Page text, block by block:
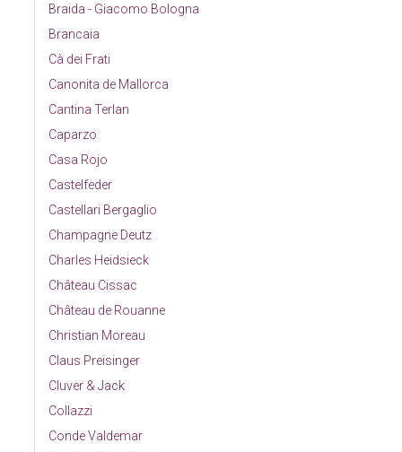
Braida - Giacomo Bologna
Brancaia
Cà dei Frati
Canonita de Mallorca
Cantina Terlan
Caparzo
Casa Rojo
Castelfeder
Castellari Bergaglio
Champagne Deutz
Charles Heidsieck
Château Cissac
Château de Rouanne
Christian Moreau
Claus Preisinger
Cluver & Jack
Collazzi
Conde Valdemar